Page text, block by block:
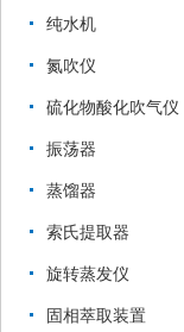
纯水机
氮吹仪
硫化物酸化吹气仪
振荡器
蒸馏器
索氏提取器
旋转蒸发仪
固相萃取装置